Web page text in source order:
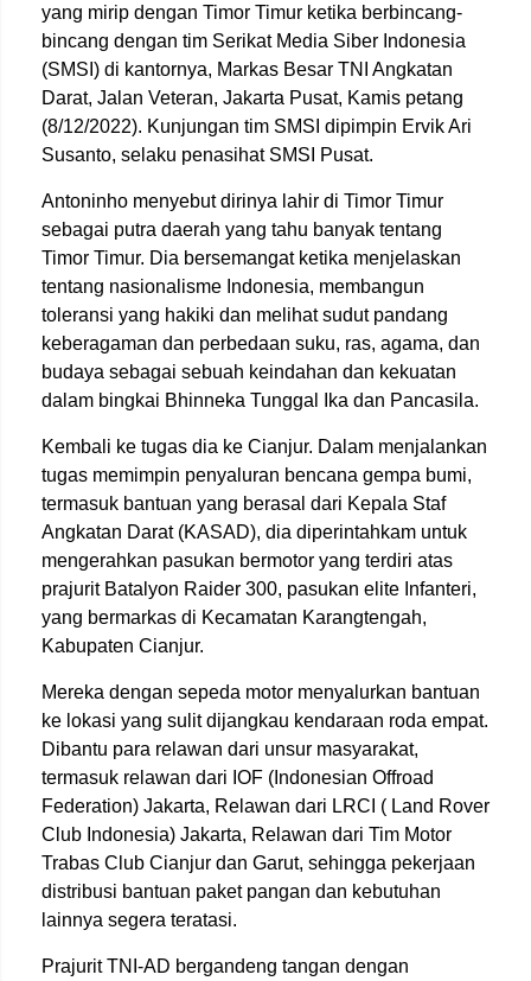
yang mirip dengan Timor Timur ketika berbincang-
bincang dengan tim Serikat Media Siber Indonesia
(SMSI) di kantornya, Markas Besar TNI Angkatan
Darat, Jalan Veteran, Jakarta Pusat, Kamis petang
(8/12/2022). Kunjungan tim SMSI dipimpin Ervik Ari
Susanto, selaku penasihat SMSI Pusat.
Antoninho menyebut dirinya lahir di Timor Timur
sebagai putra daerah yang tahu banyak tentang
Timor Timur. Dia bersemangat ketika menjelaskan
tentang nasionalisme Indonesia, membangun
toleransi yang hakiki dan melihat sudut pandang
keberagaman dan perbedaan suku, ras, agama, dan
budaya sebagai sebuah keindahan dan kekuatan
dalam bingkai Bhinneka Tunggal Ika dan Pancasila.
Kembali ke tugas dia ke Cianjur. Dalam menjalankan
tugas memimpin penyaluran bencana gempa bumi,
termasuk bantuan yang berasal dari Kepala Staf
Angkatan Darat (KASAD), dia diperintahkam untuk
mengerahkan pasukan bermotor yang terdiri atas
prajurit Batalyon Raider 300, pasukan elite Infanteri,
yang bermarkas di Kecamatan Karangtengah,
Kabupaten Cianjur.
Mereka dengan sepeda motor menyalurkan bantuan
ke lokasi yang sulit dijangkau kendaraan roda empat.
Dibantu para relawan dari unsur masyarakat,
termasuk relawan dari IOF (Indonesian Offroad
Federation) Jakarta, Relawan dari LRCI ( Land Rover
Club Indonesia) Jakarta, Relawan dari Tim Motor
Trabas Club Cianjur dan Garut, sehingga pekerjaan
distribusi bantuan paket pangan dan kebutuhan
lainnya segera teratasi.
Prajurit TNI-AD bergandeng tangan dengan